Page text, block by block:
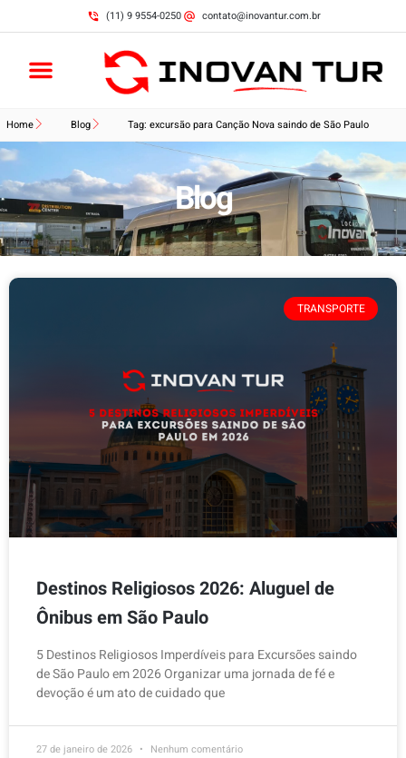
(11) 9 9554-0250 contato@inovantur.com.br
Home Blog Tag: excursão para Canção Nova saindo de São Paulo
Blog
TRANSPORTE
Destinos Religiosos 2026: Aluguel de
Ônibus em São Paulo
5 Destinos Religiosos Imperdíveis para Excursões saindo
de São Paulo em 2026 Organizar uma jornada de fé e
devoção é um ato de cuidado que
27 de janeiro de 2026 Nenhum comentário